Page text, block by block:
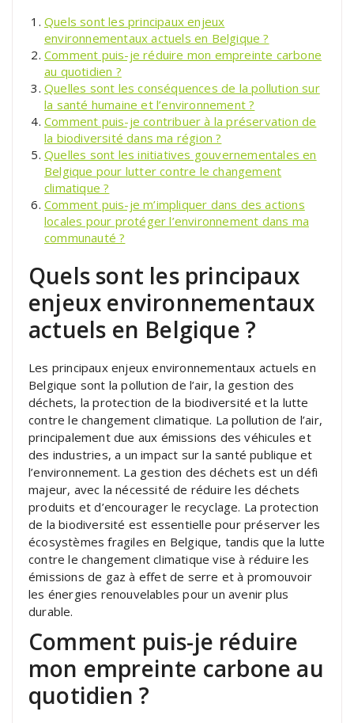
Quels sont les principaux enjeux
environnementaux actuels en Belgique ?
Comment puis-je réduire mon empreinte carbone
au quotidien ?
Quelles sont les conséquences de la pollution sur
la santé humaine et l’environnement ?
Comment puis-je contribuer à la préservation de
la biodiversité dans ma région ?
Quelles sont les initiatives gouvernementales en
Belgique pour lutter contre le changement
climatique ?
Comment puis-je m’impliquer dans des actions
locales pour protéger l’environnement dans ma
communauté ?
Quels sont les principaux
enjeux environnementaux
actuels en Belgique ?
Les principaux enjeux environnementaux actuels en
Belgique sont la pollution de l’air, la gestion des
déchets, la protection de la biodiversité et la lutte
contre le changement climatique. La pollution de l’air,
principalement due aux émissions des véhicules et
des industries, a un impact sur la santé publique et
l’environnement. La gestion des déchets est un défi
majeur, avec la nécessité de réduire les déchets
produits et d’encourager le recyclage. La protection
de la biodiversité est essentielle pour préserver les
écosystèmes fragiles en Belgique, tandis que la lutte
contre le changement climatique vise à réduire les
émissions de gaz à effet de serre et à promouvoir
les énergies renouvelables pour un avenir plus
durable.
Comment puis-je réduire
mon empreinte carbone au
quotidien ?